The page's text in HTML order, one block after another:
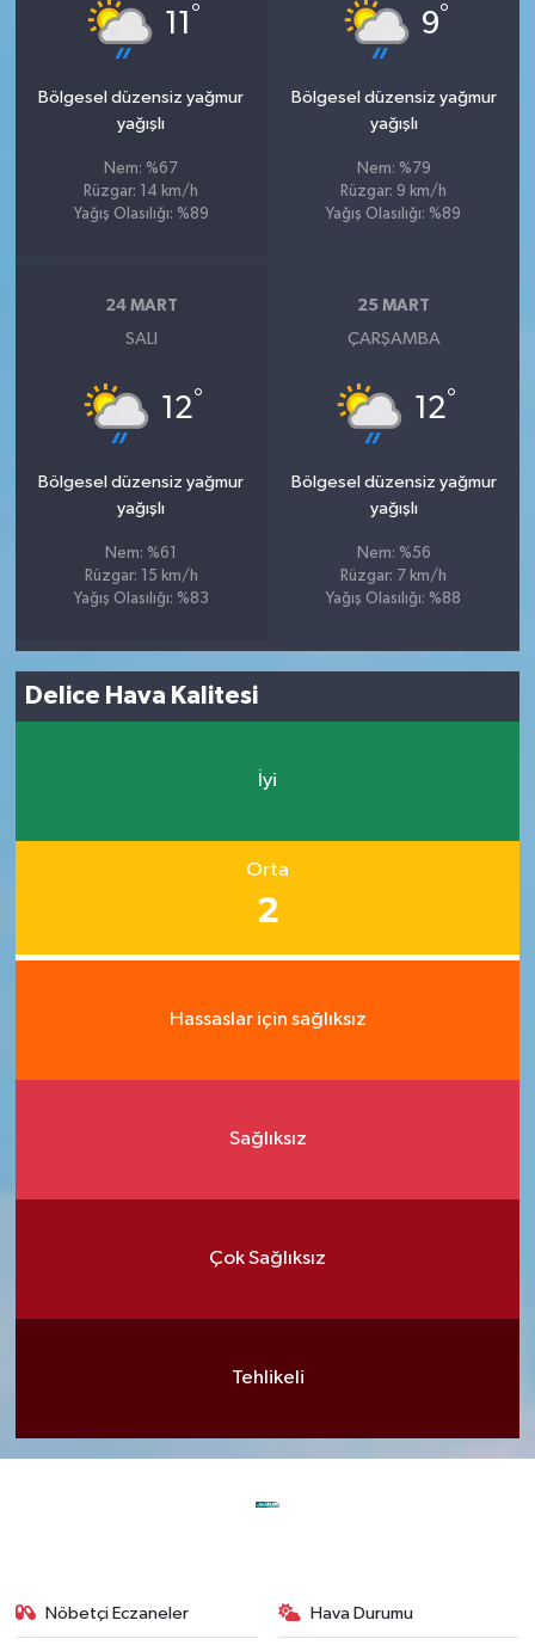
11 °
Bölgesel düzensiz yağmur
yağışlı
Nem: %67
Rüzgar: 14 km/h
Yağış Olasılığı: %89
9°
Bölgesel düzensiz yağmur
yağışlı
Nem: %79
Rüzgar: 9 km/h
Yağış Olasılığı: %89
24 MART
SALI
12°
Bölgesel düzensiz yağmur
yağışlı
Nem: %61
Rüzgar: 15 km/h
Yağış Olasılığı: %83
25 MART
ÇARŞAMBA
12°
Bölgesel düzensiz yağmur
yağışlı
Nem: %56
Rüzgar: 7 km/h
Yağış Olasılığı: %88
Delice Hava Kalitesi
İyi
Orta
2
Hassaslar için sağlıksız
Sağlıksız
Çok Sağlıksız
Tehlikeli
Nöbetçi Eczaneler Hava Durumu